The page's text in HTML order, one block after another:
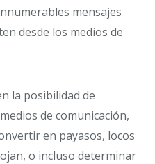
mensajes
desde los medios de
la posibilidad de
de comunicación,
en payasos, locos
o incluso determinar